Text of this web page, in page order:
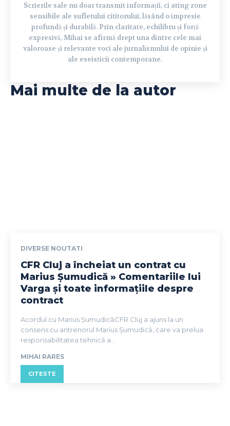
Scrierile sale nu doar transmit informații, ci ating zone
sensibile ale sufletului cititorului, lăsând o impresie
profundă și durabilă. Prin claritate, echilibru și forță
expresivă, Mihai se afirmă drept una dintre cele mai
valoroase și relevante voci ale jurnalismului de opinie și
ale eseisticii contemporane.
Mai multe de la autor
DIVERSE NOUTATI
CFR Cluj a încheiat un contrat cu
Marius Șumudică » Comentariile lui
Varga și toate informațiile despre
contract
Acordul cu Marius ȘumudicăCFR Cluj a ajuns la un
consens cu antrenorul Marius Șumudică, care va prelua
responsabilitatea tehnică a...
MIHAI RARES
CITESTE